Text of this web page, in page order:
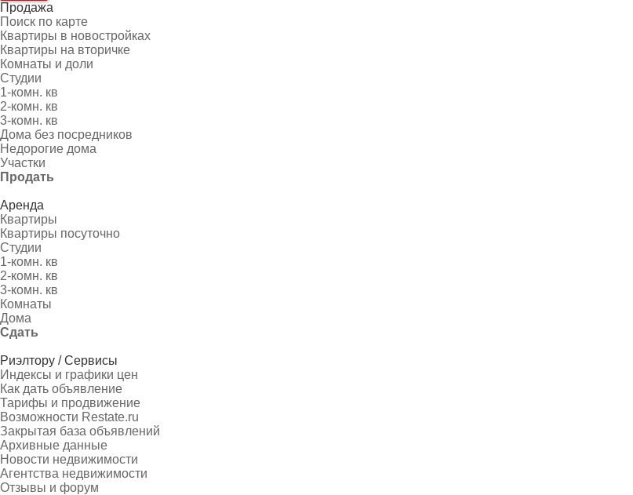
Продажа
Поиск по карте
Квартиры в новостройках
Квартиры на вторичке
Комнаты и доли
Студии
1-комн. кв
2-комн. кв
3-комн. кв
Дома без посредников
Недорогие дома
Участки
Продать
Аренда
Квартиры
Квартиры посуточно
Студии
1-комн. кв
2-комн. кв
3-комн. кв
Комнаты
Дома
Сдать
Риэлтору / Сервисы
Индексы и графики цен
Как дать объявление
Тарифы и продвижение
Возможности Restate.ru
Закрытая база объявлений
Архивные данные
Новости недвижимости
Агентства недвижимости
Отзывы и форум